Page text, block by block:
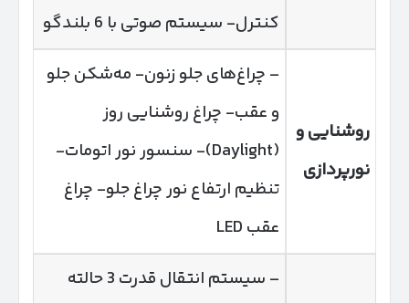
کنترل- سیستم صوتی با 6 بلندگو
روشنایی و
نورپردازی
– چراغ‌های جلو زنون- مه‌شکن جلو
و عقب- چراغ روشنایی روز
(Daylight)- سنسور نور اتومات-
تنظیم ارتفاع نور چراغ جلو- چراغ
عقب LED
– سیستم انتقال قدرت 3 حالته